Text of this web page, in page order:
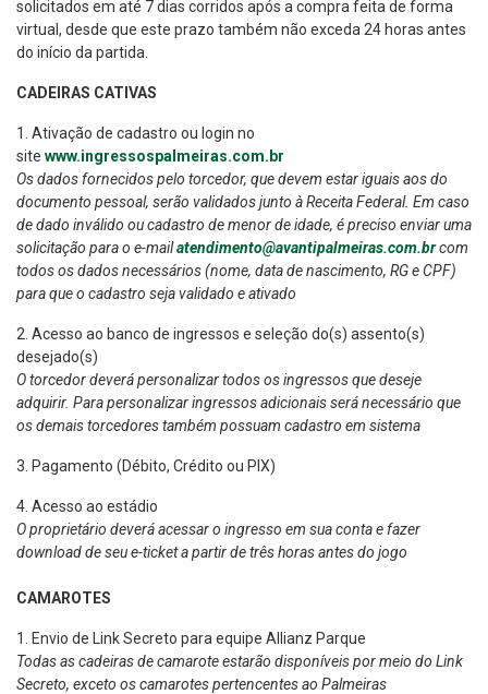
solicitados em até 7 dias corridos após a compra feita de forma
virtual, desde que este prazo também não exceda 24 horas antes
do início da partida.
CADEIRAS CATIVAS
1. Ativação de cadastro ou login no
site www.ingressospalmeiras.com.br
Os dados fornecidos pelo torcedor, que devem estar iguais aos do
documento pessoal, serão validados junto à Receita Federal. Em caso
de dado inválido ou cadastro de menor de idade, é preciso enviar uma
solicitação para o e-mailatendimento@avantipalmeiras.com.brcom
todos os dados necessários (nome, data de nascimento, RG e CPF)
para que o cadastro seja validado e ativado
2. Acesso ao banco de ingressos e seleção do(s) assento(s)
desejado(s)
O torcedor deverá personalizar todos os ingressos que deseje
adquirir. Para personalizar ingressos adicionais será necessário que
os demais torcedores também possuam cadastro em sistema
3. Pagamento (Débito, Crédito ou PIX)
4. Acesso ao estádio
O proprietário deverá acessar o ingresso em sua conta e fazer
download de seu e-ticket a partir de três horas antes do jogo
CAMAROTES
1. Envio de Link Secreto para equipe Allianz Parque
Todas as cadeiras de camarote estarão disponíveis por meio do Link
Secreto, exceto os camarotes pertencentes ao Palmeiras